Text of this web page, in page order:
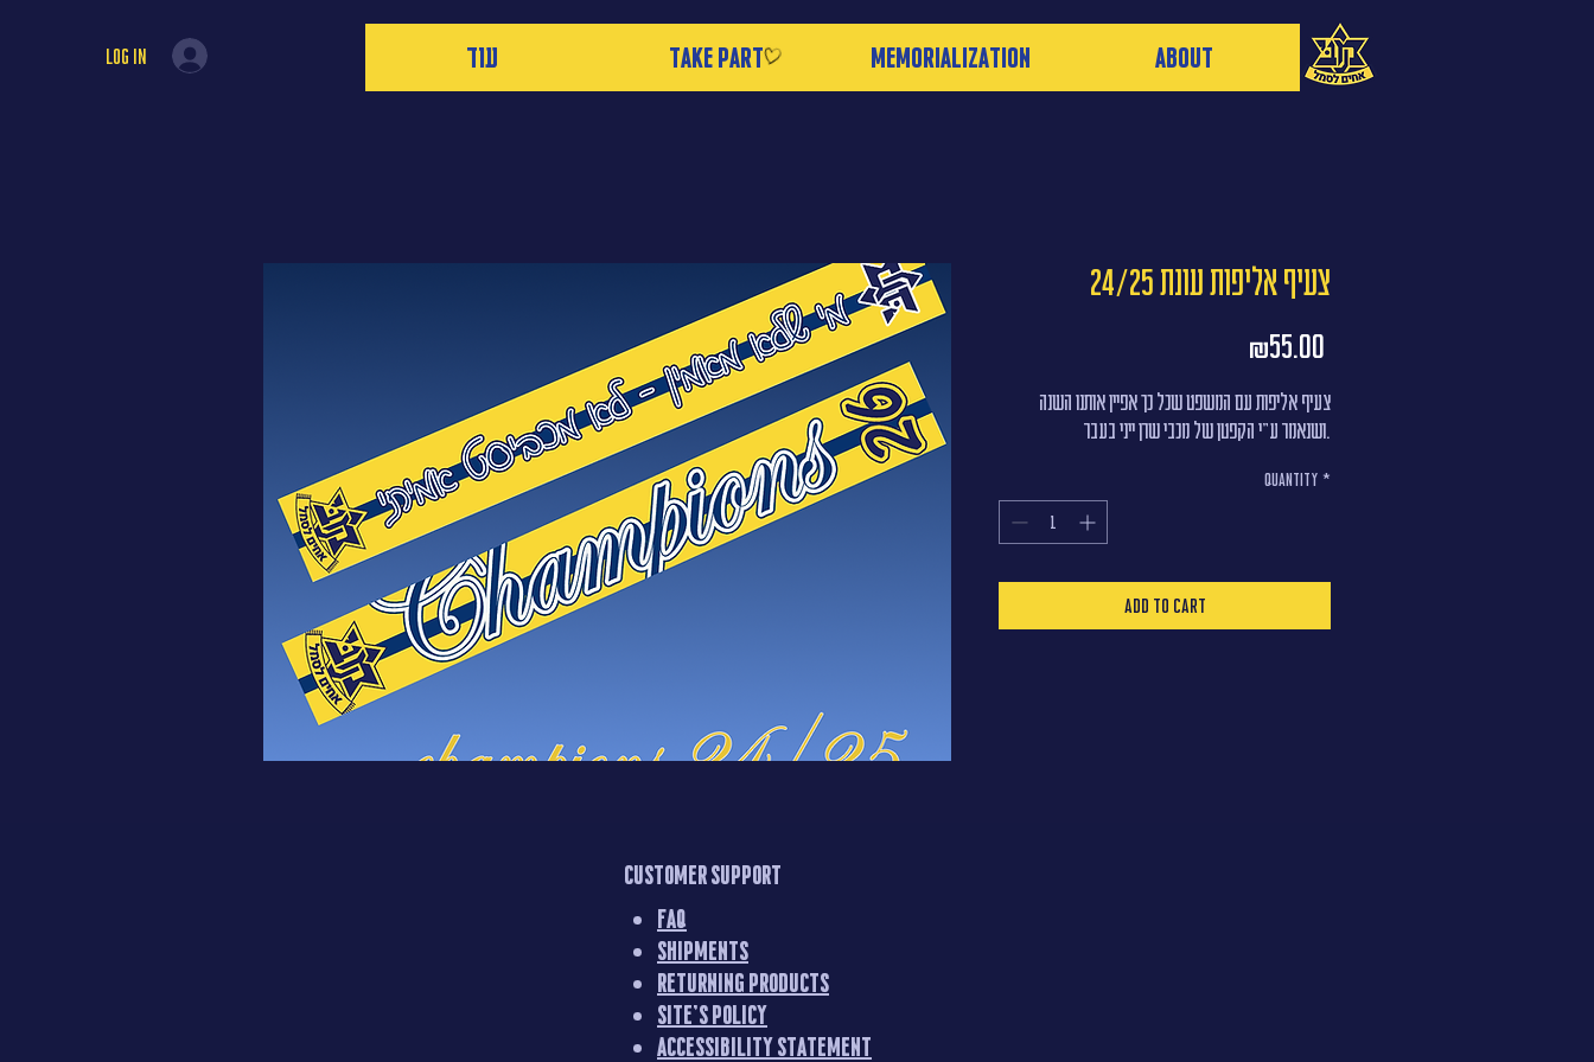
Log In About
Memorialization
take part עוד
צעיף אליפות עונת 24/25
₪55.00
צעיף אליפות עם המשפט שכל כך אפיין אותנו השנה
ושנאמר ע"י הקפטן של מכבי שרן ייני בעבר.
Quantity *
Add to Cart
Customer support
FAQ
Shipments
Returning products
Site's Policy
Accessibility statement